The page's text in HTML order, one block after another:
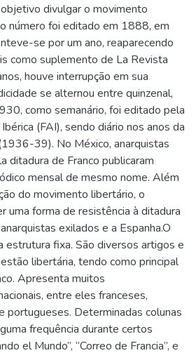
divulgar o movimento
número foi editado em 1888, em
se por um ano, reaparecendo
como suplemento de La Revista
houve interrupção em sua
se alternou entre quinzenal,
como semanário, foi editado pela
(FAI), sendo diário nos anos da
39). No México, anarquistas
ditadura de Franco publicaram
mensal de mesmo nome. Além
do movimento libertário, o
uma forma de resistência à ditadura
exilados e a Espanha.O
estrutura fixa. São diversos artigos e
libertária, tendo como principal
Apresenta muitos
entre eles franceses,
portugueses. Determinadas colunas
frequência durante certos
el Mundo”, “Correo de Francia”, e